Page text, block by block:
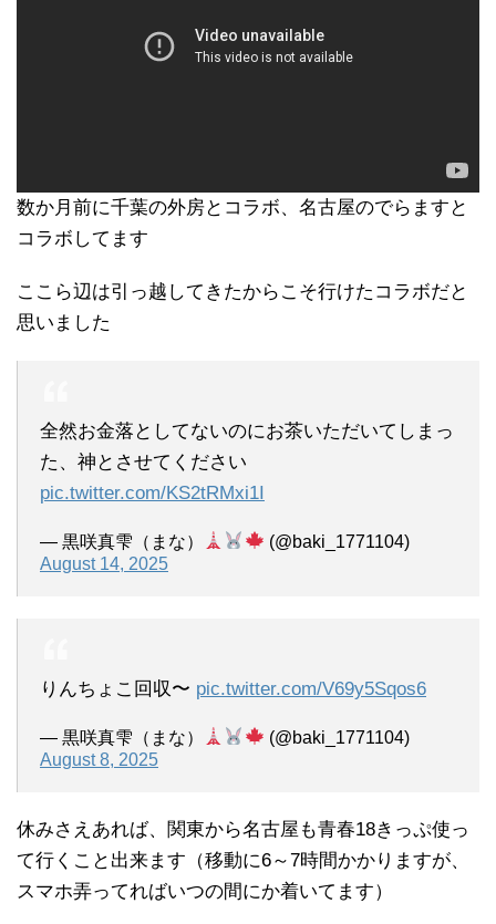
数か月前に千葉の外房とコラボ、名古屋のでらますと
コラボしてます
ここら辺は引っ越してきたからこそ行けたコラボだと
思いました
全然お金落としてないのにお茶いただいてしまっ
た、神とさせてください
pic.twitter.com/KS2tRMxi1I
— 黒咲真雫（まな）
(@baki_1771104)
August 14, 2025
りんちょこ回収〜 pic.twitter.com/V69y5Sqos6
— 黒咲真雫（まな）
(@baki_1771104)
August 8, 2025
休みさえあれば、関東から名古屋も青春18きっぷ使っ
て行くこと出来ます（移動に6～7時間かかりますが、
スマホ弄ってればいつの間にか着いてます）